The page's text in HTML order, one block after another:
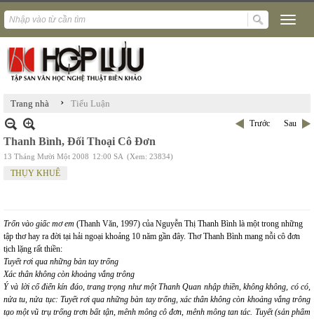
Trang nhà › Tiểu Luận
Trước Sau
Thanh Bình, Đối Thoại Cô Đơn
13 Tháng Mười Một 2008 12:00 SA (Xem: 23834)
THỤY KHUÊ
Trốn vào giấc mơ em (Thanh Văn, 1997) của Nguyễn Thị Thanh Bình là một trong những
tập thơ hay ra đời tại hải ngoại khoảng 10 năm gần đây. Thơ Thanh Bình mang nỗi cô đơn
tịch lặng rất thiền:
Tuyết rơi qua những bàn tay trống
Xác thân không còn khoảng vắng trông
Ý và lời cổ điển kín đáo, trang trọng như một Thanh Quan nhập thiền, không không, có có,
nửa tu, nửa tục: Tuyết rơi qua những bàn tay trống, xác thân không còn khoảng vắng trông
tạo một vũ trụ trống trơn bất tận, mênh mông cô đơn, mênh mông tan tác. Tuyết (sản phẩm